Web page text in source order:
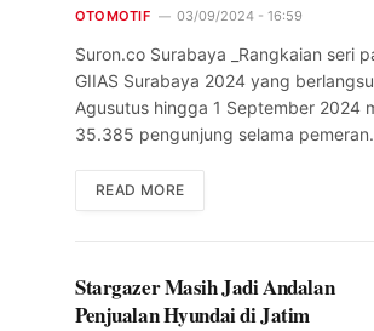
OTOMOTIF 03/09/2024 - 16:59
Suron.co Surabaya _Rangkaian seri
GIIAS Surabaya 2024 yang
Agusutus hingga 1 September 2024
35.385 pengunjung selama
READ MORE
Stargazer Masih Jadi Andalan
Penjualan Hyundai di Jatim